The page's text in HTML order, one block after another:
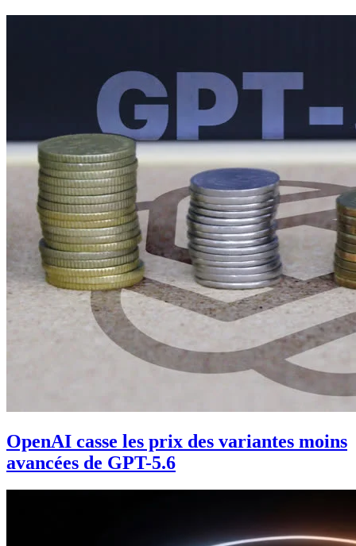
OpenAI casse les prix des variantes moins
avancées de GPT-5.6